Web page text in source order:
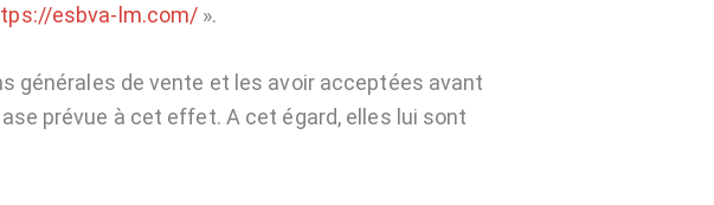
esbva-lm.com/ ».
générales de vente et les avoir acceptées avant
prévue à cet effet. A cet égard, elles lui sont